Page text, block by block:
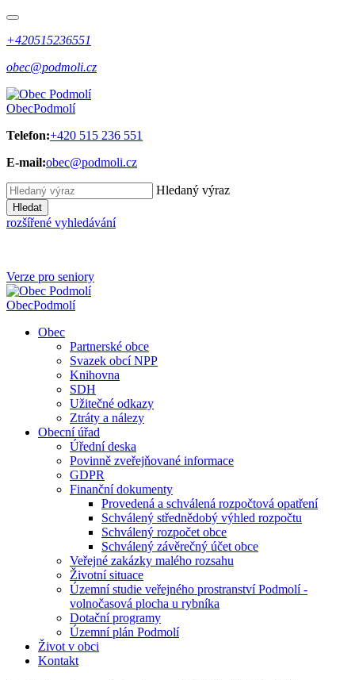
+420515236551
obec@podmoli.cz
ObecPodmolí
Telefon:+420 515 236 551
E-mail:obec@podmoli.cz
Hledaný výraz
Hledat
rozšířené vyhledávání
Verze pro seniory
ObecPodmolí
Obec
Partnerské obce
Svazek obcí NPP
Knihovna
SDH
Užitečné odkazy
Ztráty a nálezy
Obecní úřad
Úřední deska
Povinně zveřejňované informace
GDPR
Finanční dokumenty
Provedená a schválená rozpočtová opatření
Schválený střednědobý výhled rozpočtu
Schválený rozpočet obce
Schválený závěrečný účet obce
Veřejné zakázky malého rozsahu
Životní situace
Územní studie veřejného prostranství Podmolí -
volnočasová plocha u rybníka
Dotační programy
Územní plán Podmolí
Život v obci
Kontakt